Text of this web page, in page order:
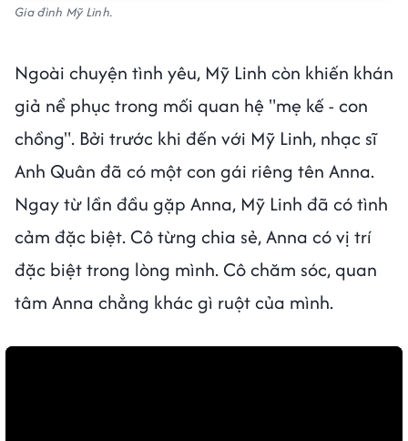
Gia đình Mỹ Linh.
Ngoài chuyện tình yêu, Mỹ Linh còn khiến khán
giả nể phục trong mối quan hệ "mẹ kế - con
chồng". Bởi trước khi đến với Mỹ Linh, nhạc sĩ
Anh Quân đã có một con gái riêng tên Anna.
Ngay từ lần đầu gặp Anna, Mỹ Linh đã có tình
cảm đặc biệt. Cô từng chia sẻ, Anna có vị trí
đặc biệt trong lòng mình. Cô chăm sóc, quan
tâm Anna chẳng khác gì ruột của mình.